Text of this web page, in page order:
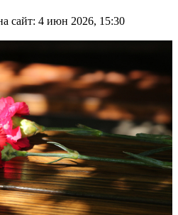
сайт: 4 июн 2026, 15:30